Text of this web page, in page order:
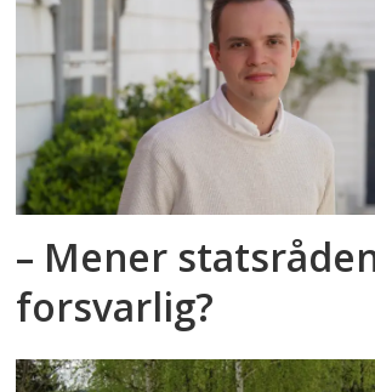
– Mener
forsvarlig?